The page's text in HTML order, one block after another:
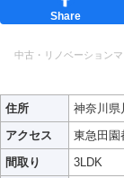
Share
中古・リノベーション
住所
神奈川県
アクセス
東急田園
間取り
3LDK